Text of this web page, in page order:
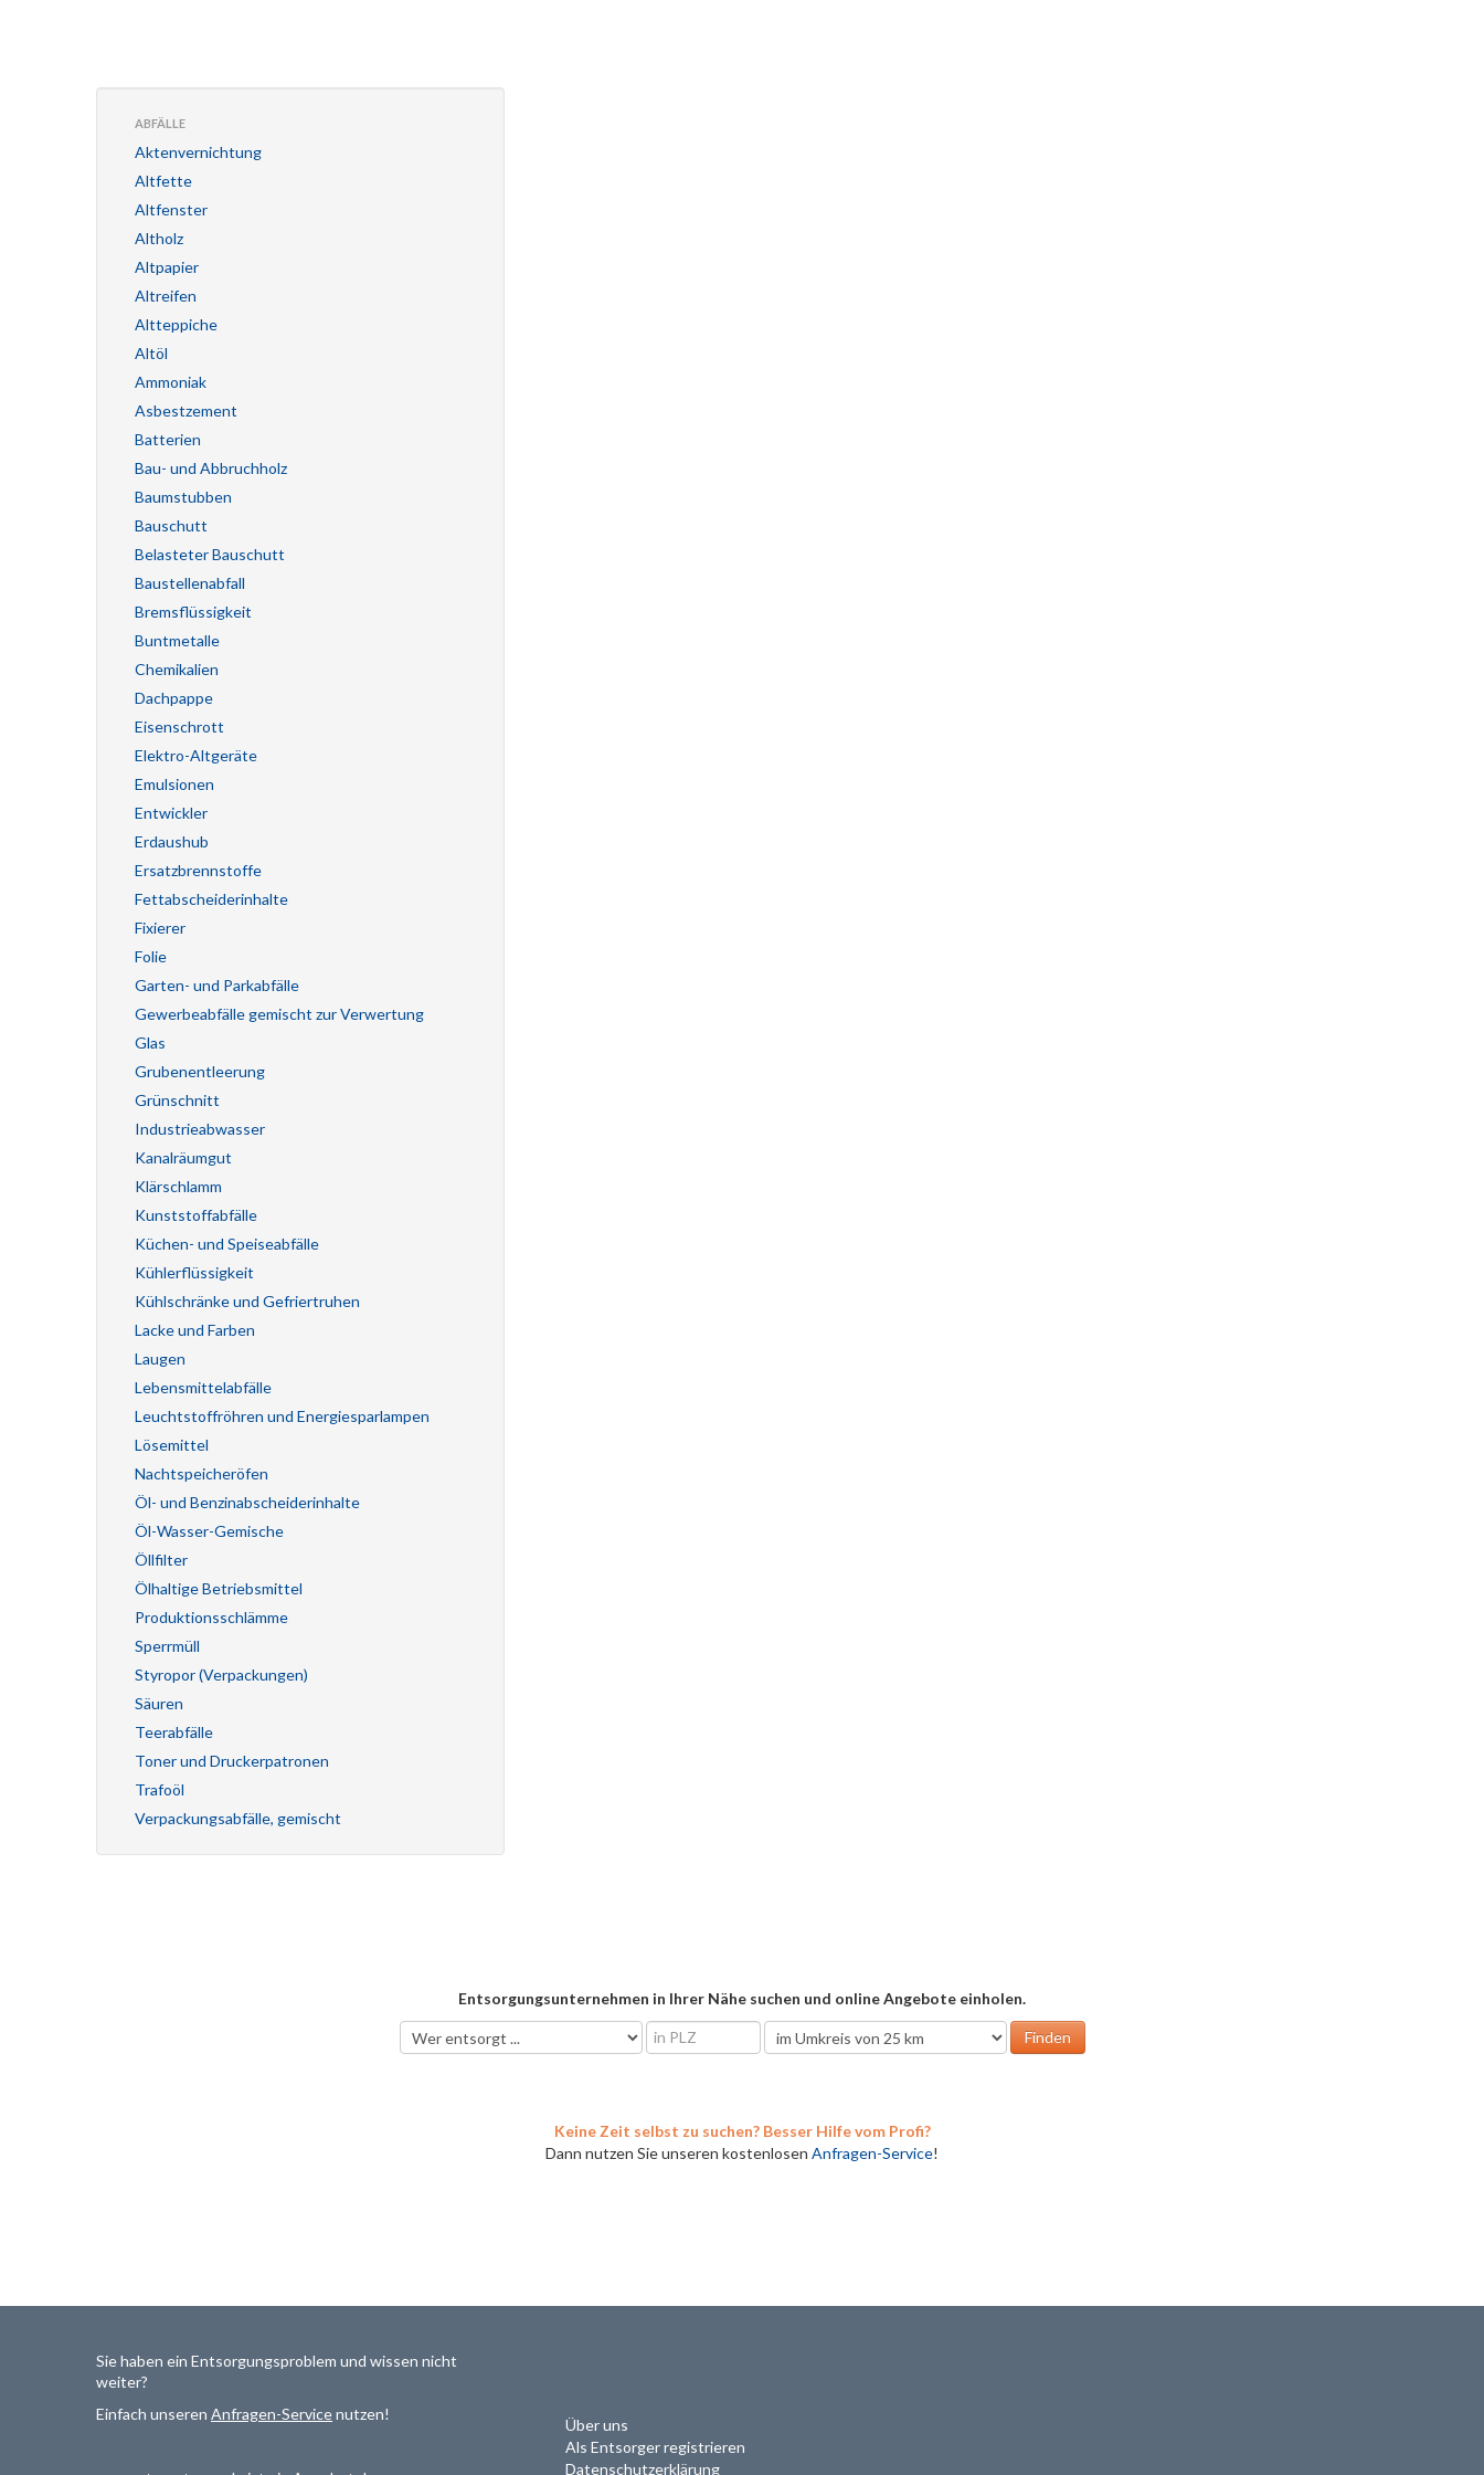
ABFÄLLE
Aktenvernichtung
Altfette
Altfenster
Altholz
Altpapier
Altreifen
Altteppiche
Altöl
Ammoniak
Asbestzement
Batterien
Bau- und Abbruchholz
Baumstubben
Bauschutt
Belasteter Bauschutt
Baustellenabfall
Bremsflüssigkeit
Buntmetalle
Chemikalien
Dachpappe
Eisenschrott
Elektro-Altgeräte
Emulsionen
Entwickler
Erdaushub
Ersatzbrennstoffe
Fettabscheiderinhalte
Fixierer
Folie
Garten- und Parkabfälle
Gewerbeabfälle gemischt zur Verwertung
Glas
Grubenentleerung
Grünschnitt
Industrieabwasser
Kanalräumgut
Klärschlamm
Kunststoffabfälle
Küchen- und Speiseabfälle
Kühlerflüssigkeit
Kühlschränke und Gefriertruhen
Lacke und Farben
Laugen
Lebensmittelabfälle
Leuchtstoffröhren und Energiesparlampen
Lösemittel
Nachtspeicheröfen
Öl- und Benzinabscheiderinhalte
Öl-Wasser-Gemische
Öllfilter
Ölhaltige Betriebsmittel
Produktionsschlämme
Sperrmüll
Styropor (Verpackungen)
Säuren
Teerabfälle
Toner und Druckerpatronen
Trafoöl
Verpackungsabfälle, gemischt
Entsorgungsunternehmen in Ihrer Nähe suchen und online Angebote einholen.
Keine Zeit selbst zu suchen? Besser Hilfe vom Profi?
Dann nutzen Sie unseren kostenlosen Anfragen-Service!
Sie haben ein Entsorgungsproblem und wissen nicht
weiter?
Einfach unseren Anfragen-Servicenutzen!
Über uns
Als Entsorger registrieren
Datenschutzerklärung